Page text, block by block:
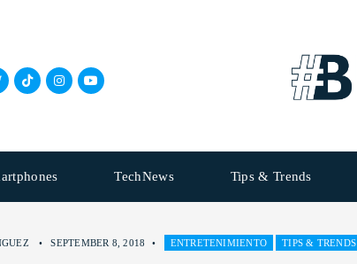
TechNews Tips & Trends
• SEPTEMBER 8, 2018 • ENTRETENIMIENTO TIPS & TRENDS